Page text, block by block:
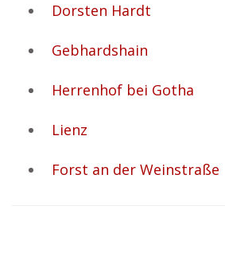
Dorsten Hardt
Gebhardshain
Herrenhof bei Gotha
Lienz
Forst an der Weinstraße